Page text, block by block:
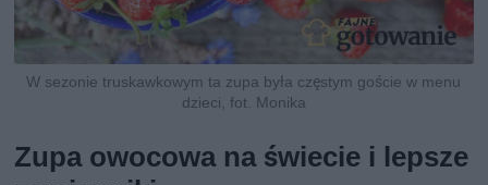
W sezonie truskawkowym ta zupa była częstym goście w menu
dzieci, fot. Monika
Zupa owocowa na świecie i lepsze